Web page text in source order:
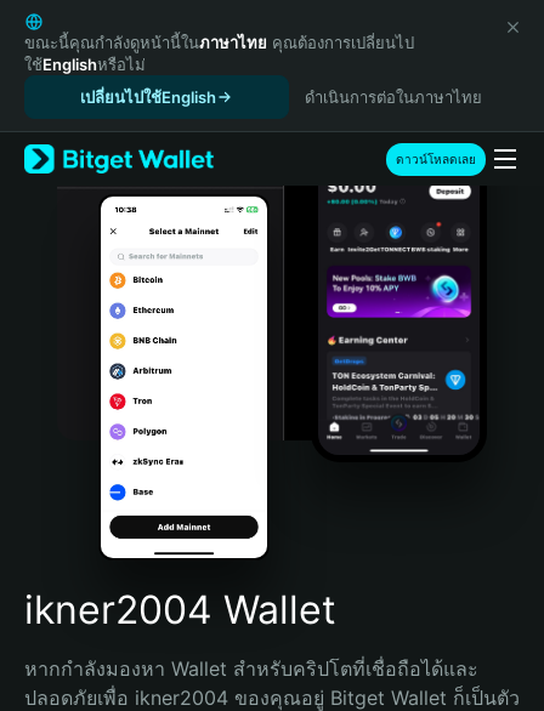
English
日本語
Tiếng Việt
Español (Latinoamérica)
Türkçe
Italiano
Português (Portugal)
Bahasa Indonesia
Português (Brasil)
Español (Argentina)
ขณะนี้คุณกำลังดูหน้านี้ในภาษาไทย คุณต้องการเปลี่ยนไป
ใช้Englishหรือไม่
เปลี่ยนไปใช้English
ดำเนินการต่อในภาษาไทย
ดาวน์โหลดเลย
ikner2004 Wallet
หากกำลังมองหา Wallet สำหรับคริปโตที่เชื่อถือได้และ
ปลอดภัยเพื่อ ikner2004 ของคุณอยู่ Bitget Wallet ก็เป็นตัว